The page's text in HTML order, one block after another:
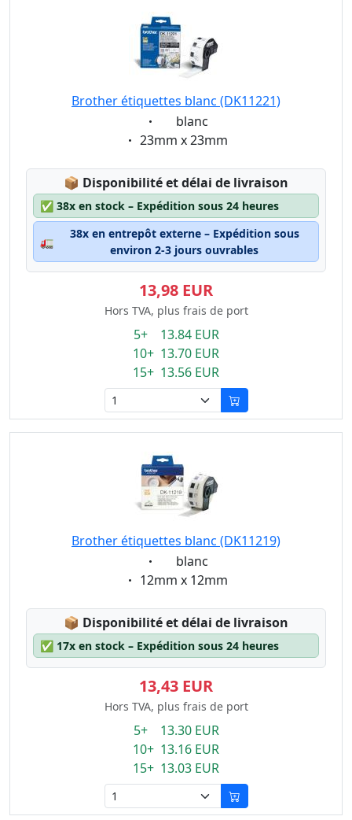
Brother étiquettes blanc (DK11221)
Eigenschaft:
blanc
Eigenschaft:
23mm x 23mm
📦 Lagerstatus:
Disponibilité et délai de livraison
✅ 38x en stock – Expédition sous 24 heures
🚛
38x en entrepôt externe – Expédition sous
environ 2-3 jours ouvrables
13,98 EUR
Hors TVA, plus frais de port
5+ 13.84 EUR
10+ 13.70 EUR
15+ 13.56 EUR
Brother étiquettes blanc (DK11219)
Eigenschaft:
blanc
Eigenschaft:
12mm x 12mm
📦 Lagerstatus:
Disponibilité et délai de livraison
✅ 17x en stock – Expédition sous 24 heures
13,43 EUR
Hors TVA, plus frais de port
5+ 13.30 EUR
10+ 13.16 EUR
15+ 13.03 EUR